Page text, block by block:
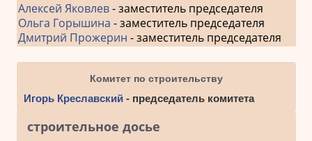
Алексей Яковлев- заместитель председателя
Ольга Горышина - заместитель председателя
Дмитрий Прожерин - заместитель председателя
Комитет по строительству
Игорь Креславский - председатель комитета
строительное досье